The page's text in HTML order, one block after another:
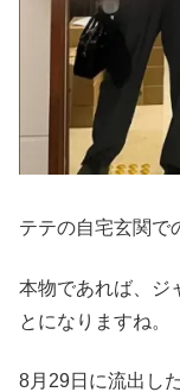
テテの自宅玄関で
本物であれば、ジ
とになりますね。
8月29日に流出し